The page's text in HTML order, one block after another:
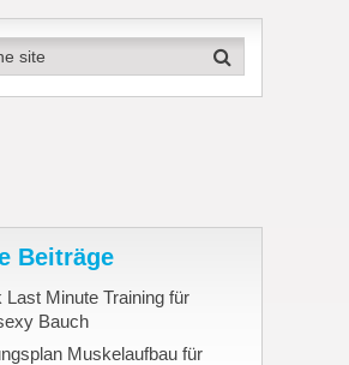
Beiträge
Last Minute Training für
Bauch
Muskelaufbau für